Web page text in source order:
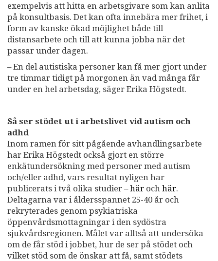
exempelvis att hitta en arbetsgivare som kan anlita
på konsultbasis. Det kan ofta innebära mer frihet, i
form av kanske ökad möjlighet både till
distansarbete och till att kunna jobba när det
passar under dagen.
– En del autistiska personer kan få mer gjort under
tre timmar tidigt på morgonen än vad många får
under en hel arbetsdag, säger Erika Högstedt.
Så ser stödet ut i arbetslivet vid autism och
adhd
Inom ramen för sitt pågående avhandlingsarbete
har Erika Högstedt också gjort en större
enkätundersökning med personer med autism
och/eller adhd, vars resultat nyligen har
publicerats i två olika studier –här och här.
Deltagarna var i åldersspannet 25-40 år och
rekryterades genom psykiatriska
öppenvårdsmottagningar i den sydöstra
sjukvårdsregionen. Målet var alltså att undersöka
om de får stöd i jobbet, hur de ser på stödet och
vilket stöd som de önskar att få, samt stödets